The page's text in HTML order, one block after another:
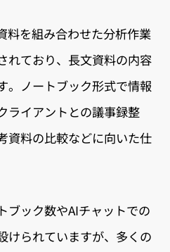
料を組み合わせた分析作業
れており、長文資料の内容
。ノートブック形式で情報
ライアントとの議事録整
資料の比較などに向いた仕
ブック数やAIチャットでの
けられていますが、多くの